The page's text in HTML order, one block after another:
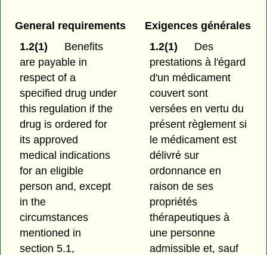
General requirements
1.2(1)
Benefits
are payable in
respect of a
specified drug under
this regulation if the
drug is ordered for
its approved
medical indications
for an eligible
person and, except
in the
circumstances
mentioned in
section 5.1,
Exigences générales
1.2(1)
Des
prestations à l'égard
d'un médicament
couvert sont
versées en vertu du
présent règlement si
le médicament est
délivré sur
ordonnance en
raison de ses
propriétés
thérapeutiques à
une personne
admissible et, sauf